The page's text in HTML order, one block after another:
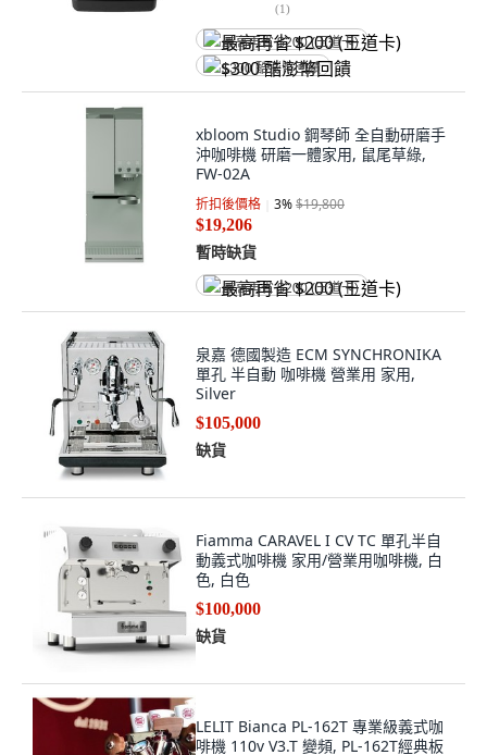
(1)
最高再省 $200 (王道卡)
$300 酷澎幣回饋
xbloom Studio 鋼琴師 全自動研磨手
沖咖啡機 研磨一體家用, 鼠尾草綠,
FW-02A
折扣後價格 3%$19,800
$19,206
暫時缺貨
最高再省 $200 (王道卡)
泉嘉 德國製造 ECM SYNCHRONIKA
單孔 半自動 咖啡機 營業用 家用,
Silver
$105,000
缺貨
Fiamma CARAVEL I CV TC 單孔半自
動義式咖啡機 家用/營業用咖啡機, 白
色, 白色
$100,000
缺貨
LELIT Bianca PL-162T 專業級義式咖
啡機 110v V3.T 變頻, PL-162T經典板